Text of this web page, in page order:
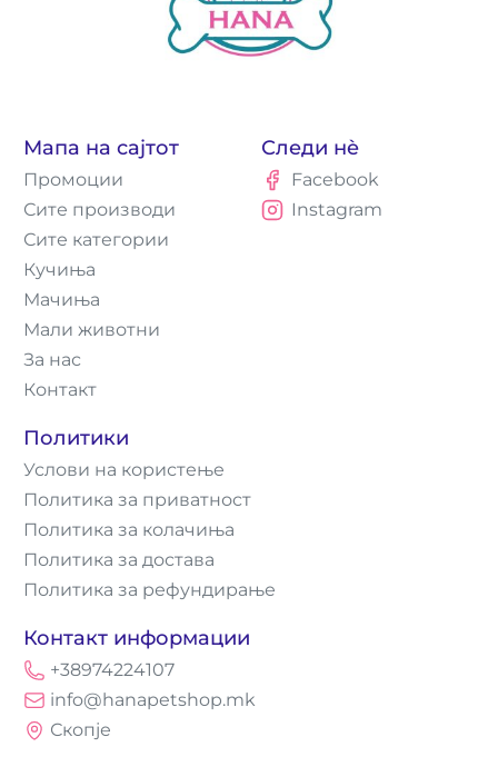
Мапа на сајтот
Промоции
Сите производи
Сите категории
Кучиња
Мачиња
Мали животни
За нас
Контакт
Политики
Услови на користење
Политика за приватност
Политика за колачиња
Политика за достава
Политика за рефундирање
Контакт информации
+38974224107
info@hanapetshop.mk
Скопје
Следи нè
Facebook
Instagram